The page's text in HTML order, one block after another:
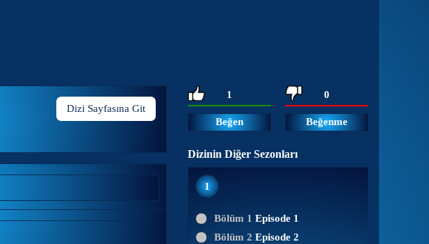
Dizi Sayfasına Git
1
Beğen
0
Beğenme
Dizinin Diğer Sezonları
1
Bölüm 1 Episode 1
Bölüm 2 Episode 2